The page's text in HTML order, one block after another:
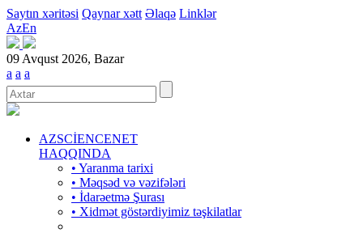
Saytın xəritəsi Qaynar xətt Əlaqə Linklər
AzEn
09 Avqust 2026, Bazar
a a a
AZSCİENCENET
HAQQINDA
• Yaranma tarixi
• Məqsəd və vəzifələri
• İdarəetmə Şurası
• Xidmət göstərdiyimiz təşkilatlar